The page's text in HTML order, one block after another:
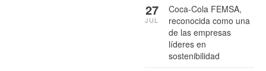
Coca-Cola FEMSA,
reconocida como una
de las empresas
líderes en
sostenibilidad
27
JUL